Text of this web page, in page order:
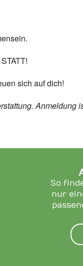
sich auf dich!
Anmeldung
So
nur